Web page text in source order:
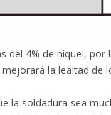
4% de níquel,
la lealtad de
la soldadura sea